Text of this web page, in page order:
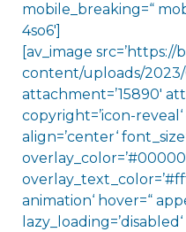
mobile_breaking=“
4so6′]
[av_image
content/uploads/2023/
attachment=’15890′
copyright=’icon-
align=’center‘
animation‘ hover=“